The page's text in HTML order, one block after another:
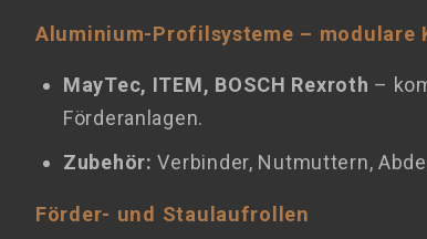
Aluminium-Profilsysteme – modulare
MayTec, ITEM, BOSCH Rexroth –
Förderanlagen.
Zubehör: Verbinder, Nutmuttern,
Förder- und Staulaufrollen